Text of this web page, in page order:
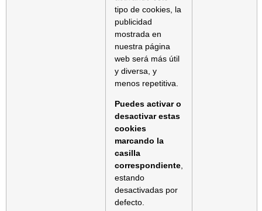
tipo de cookies, la
publicidad
mostrada en
nuestra página
web será más útil
y diversa, y
menos repetitiva.
Puedes activar o
desactivar estas
cookies
marcando la
casilla
correspondiente,
estando
desactivadas por
defecto.